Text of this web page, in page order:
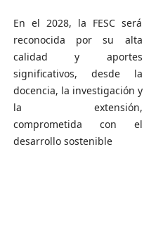
En el 2028, la FESC será
reconocida por su alta
calidad y aportes
significativos, desde la
docencia, la investigación y
la extensión,
comprometida con el
desarrollo sostenible